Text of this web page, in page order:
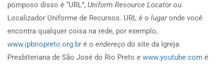
pomposo disso é “URL”, Uniform Resource Locatorou
Localizador Uniforme de Recursos. URL é o lugaronde você
encontra qualquer coisa na rede, por exemplo,
www.ipbriopreto.org.br é o endereço do site da Igreja
Presbiteriana de São José do Rio Preto e www.youtube.com é